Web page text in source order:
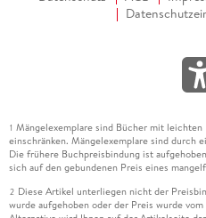
1 Mängelexemplare sind Bücher mit
einschränken. Mängelexemplare sind durch
Die frühere Buchpreisbindung ist
sich auf den gebundenen Preis eines
2 Diese Artikel unterliegen nicht der
wurde aufgehoben oder der Preis wurde